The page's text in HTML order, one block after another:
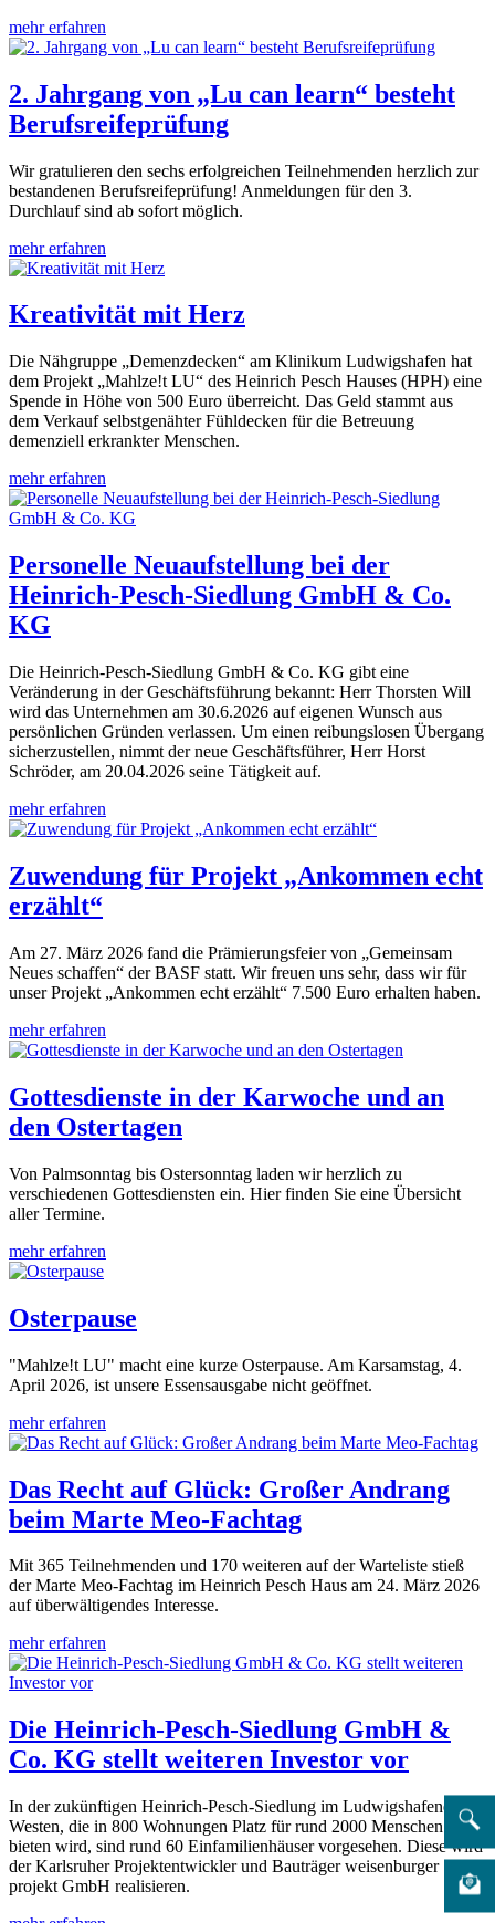
mehr erfahren
2. Jahrgang von „Lu can learn“ besteht
Berufsreifeprüfung
Wir gratulieren den sechs erfolgreichen Teilnehmenden herzlich zur
bestandenen Berufsreifeprüfung! Anmeldungen für den 3.
Durchlauf sind ab sofort möglich.
mehr erfahren
Kreativität mit Herz
Die Nähgruppe „Demenzdecken“ am Klinikum Ludwigshafen hat
dem Projekt „Mahlze!t LU“ des Heinrich Pesch Hauses (HPH) eine
Spende in Höhe von 500 Euro überreicht. Das Geld stammt aus
dem Verkauf selbstgenähter Fühldecken für die Betreuung
demenziell erkrankter Menschen.
mehr erfahren
Personelle Neuaufstellung bei der
Heinrich-Pesch-Siedlung GmbH & Co.
KG
Die Heinrich-Pesch-Siedlung GmbH & Co. KG gibt eine
Veränderung in der Geschäftsführung bekannt: Herr Thorsten Will
wird das Unternehmen am 30.6.2026 auf eigenen Wunsch aus
persönlichen Gründen verlassen. Um einen reibungslosen Übergang
sicherzustellen, nimmt der neue Geschäftsführer, Herr Horst
Schröder, am 20.04.2026 seine Tätigkeit auf.
mehr erfahren
Zuwendung für Projekt „Ankommen echt
erzählt“
Am 27. März 2026 fand die Prämierungsfeier von „Gemeinsam
Neues schaffen“ der BASF statt. Wir freuen uns sehr, dass wir für
unser Projekt „Ankommen echt erzählt“ 7.500 Euro erhalten haben.
mehr erfahren
Gottesdienste in der Karwoche und an
den Ostertagen
Von Palmsonntag bis Ostersonntag laden wir herzlich zu
verschiedenen Gottesdiensten ein. Hier finden Sie eine Übersicht
aller Termine.
mehr erfahren
Osterpause
"Mahlze!t LU" macht eine kurze Osterpause. Am Karsamstag, 4.
April 2026, ist unsere Essensausgabe nicht geöffnet.
mehr erfahren
Das Recht auf Glück: Großer Andrang
beim Marte Meo-Fachtag
Mit 365 Teilnehmenden und 170 weiteren auf der Warteliste stieß
der Marte Meo-Fachtag im Heinrich Pesch Haus am 24. März 2026
auf überwältigendes Interesse.
mehr erfahren
Die Heinrich-Pesch-Siedlung GmbH &
Co. KG stellt weiteren Investor vor
In der zukünftigen Heinrich-Pesch-Siedlung im Ludwigshafener
Westen, die in 800 Wohnungen Platz für rund 2000 Menschen
bieten wird, sind rund 60 Einfamilienhäuser vorgesehen. Diese wird
der Karlsruher Projektentwickler und Bauträger weisenburger
projekt GmbH realisieren.